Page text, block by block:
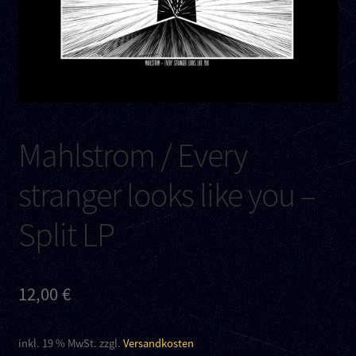
Kontakt
Mahlstrom / Every
stranger looks like you –
Split LP
12,00€
inkl. 19 % MwSt. zzgl. Versandkosten